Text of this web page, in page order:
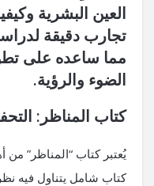
العين البشرية
تجارب دقيقة
مما ساعده على
الضوء والرؤية.
كتاب المناظر:
يُعتبر كتاب “المناظر”
كتاب شامل يتناول فيه